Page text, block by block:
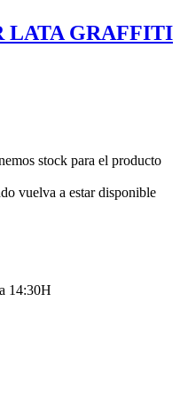
LATA GRAFFITI
stock para el producto
vuelva a estar disponible
14:30H